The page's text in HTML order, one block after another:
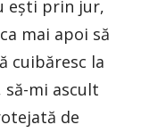
ești prin jur,
mai apoi să
cuibăresc la
mi ascult
de